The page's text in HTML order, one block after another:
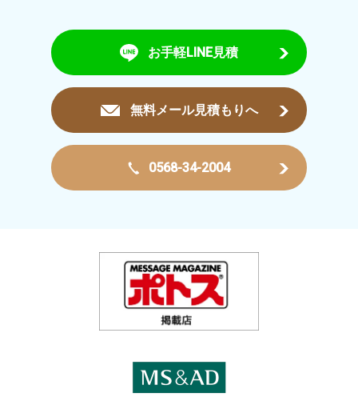
お手軽LINE見積
無料メール見積もりへ
0568-34-2004